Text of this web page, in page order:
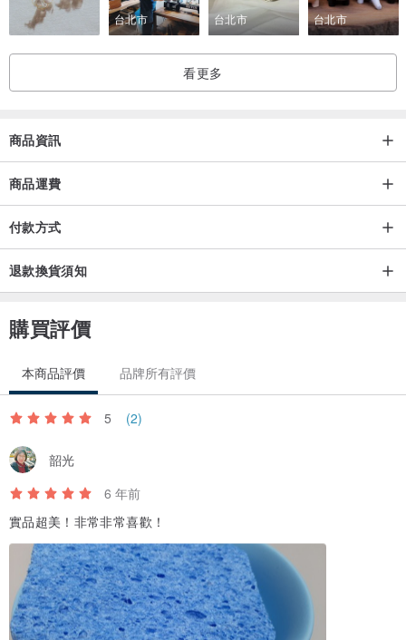
台北市 台北市 台北市
看更多
商品資訊
商品運費
付款方式
退款換貨須知
購買評價
本商品評價 品牌所有評價
5 (2)
韶光
6 年前
實品超美！非常非常喜歡！